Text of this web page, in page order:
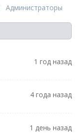
Администраторы
1 год назад
4 года назад
1 день назад